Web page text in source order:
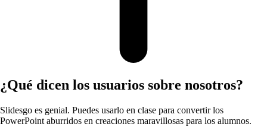
¿Qué dicen los usuarios sobre nosotros?
Slidesgo es genial. Puedes usarlo en clase para convertir los
PowerPoint aburridos en creaciones maravillosas para los alumnos.